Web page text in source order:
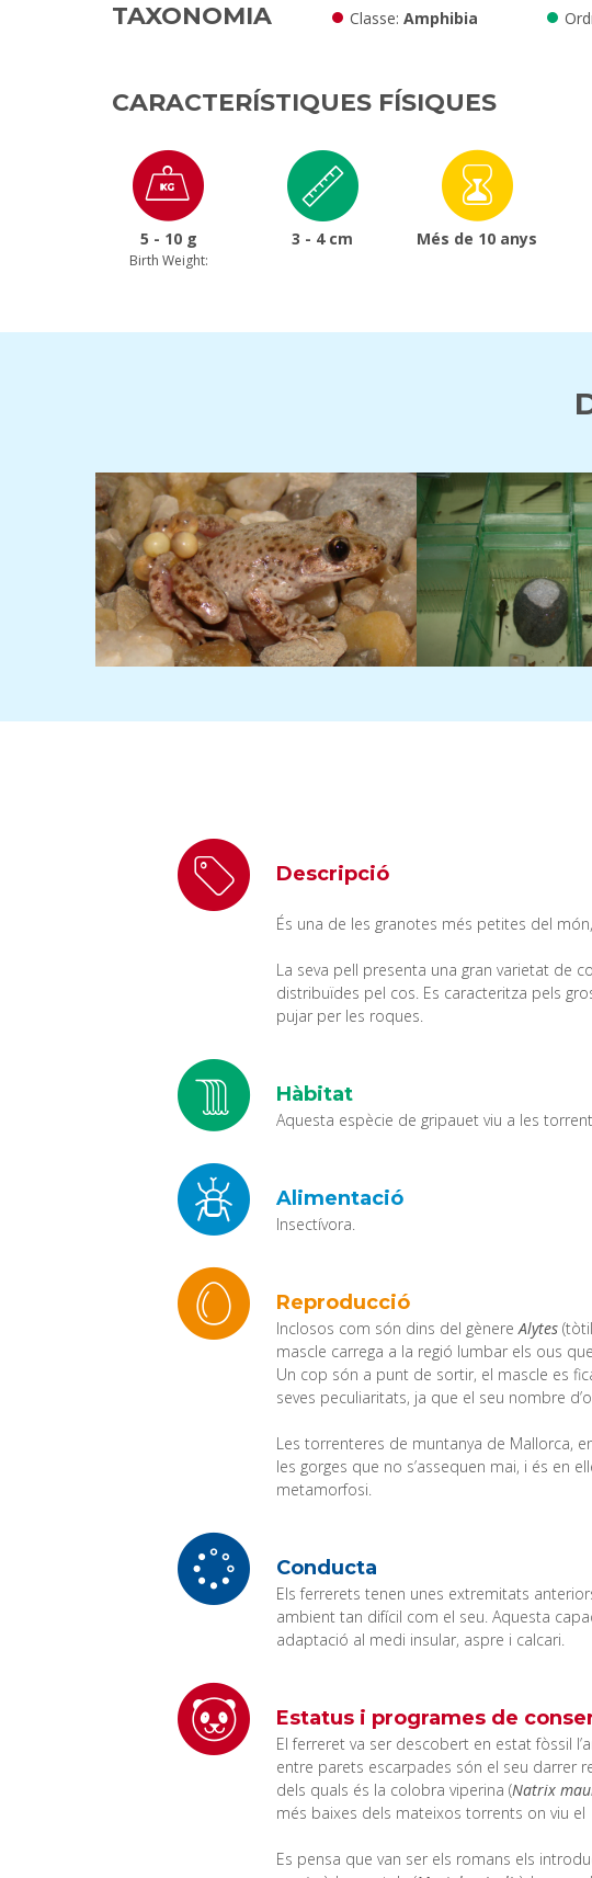
TAXONOMIA Classe Amphibia
CARACTERÍSTIQUES FÍSIQUES
5 - 10 g
Birth Weight:
3 - 4 cm Més de 10 anys
Descripció
És una de les granotes més petites del
La seva pell presenta una gran varietat de
distribuïdes pel cos. Es caracteritza pels
pujar per les roques.
Hàbitat
Aquesta espècie de gripauet viu a les
Alimentació
Insectívora.
Reproducció
Inclosos com són dins del gènereAlytes
mascle carrega a la regió lumbar els ous
Un cop són a punt de sortir, el mascle es
seves peculiaritats, ja que el seu nombre
Les torrenteres de muntanya de Mallorca,
les gorges que no s’assequen mai, i és en
metamorfosi.
Conducta
Els ferrerets tenen unes extremitats
ambient tan difícil com el seu. Aquesta
adaptació al medi insular, aspre i calcari.
Estatus i programes de
El ferreret va ser descobert en estat fòssil
entre parets escarpades són el seu darrer
dels quals és la colobra viperina (Natrix
més baixes dels mateixos torrents on viu
Es pensa que van ser els romans els